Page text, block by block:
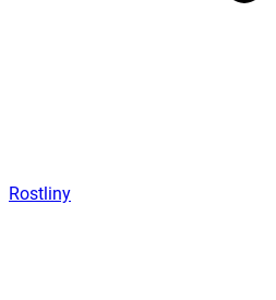
Rostliny